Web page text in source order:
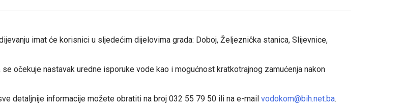
imat će korisnici u sljedećim dijelovima grada: Doboj, Željeznička stanica, Slijevnice,
očekuje nastavak uredne isporuke vode kao i mogućnost kratkotrajnog zamućenja nakon
detaljnije informacije možete obratiti na broj 032 55 79 50 ili na e-mail vodokom@bih.net.ba.